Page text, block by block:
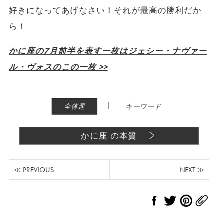
好きになってあげなさい！それが最高の勝利だか
ら！
かに座の7月前半を表す一枚はジェシー・ナヴァー
ル・ヴォスのこの一枚 >>
全体運 | キーワード
かに座 の本質
≪ PREVIOUS NEXT ≫